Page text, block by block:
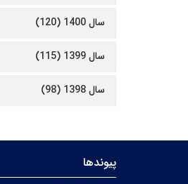
سال 1400 (120)
سال 1399 (115)
سال 1398 (98)
پیوندها